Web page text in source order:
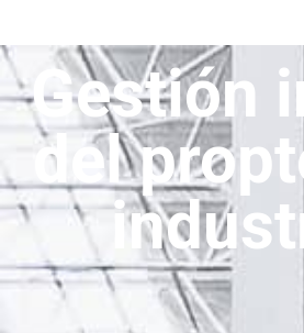
Gestión
del